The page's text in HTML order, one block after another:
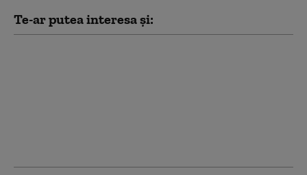
Te-ar putea interesa și: